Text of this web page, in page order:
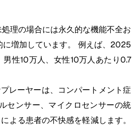
理の場合には永久的な機能不全お
増加しています。 例えば、2025
性10万人、女性10万人あたり0.7
レーヤーは、コンパートメント症
センサー、マイクロセンサーの統
よる患者の不快感を軽減します。